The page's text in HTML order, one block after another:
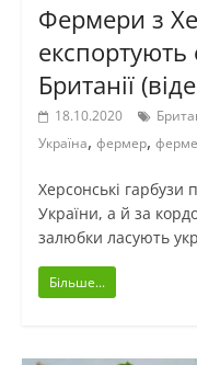
Фермери з
експортують
Британії
18.10.2020
Україна, фермер,
Херсонські
України, а й за
залюбки ласують
Більше...